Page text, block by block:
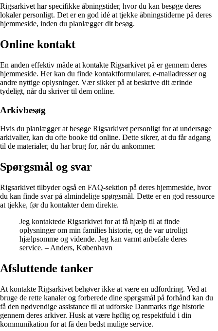
Rigsarkivet har specifikke åbningstider, hvor du kan besøge deres
lokaler personligt. Det er en god idé at tjekke åbningstiderne på deres
hjemmeside, inden du planlægger dit besøg.
Online kontakt
En anden effektiv måde at kontakte Rigsarkivet på er gennem deres
hjemmeside. Her kan du finde kontaktformularer, e-mailadresser og
andre nyttige oplysninger. Vær sikker på at beskrive dit ærinde
tydeligt, når du skriver til dem online.
Arkivbesøg
Hvis du planlægger at besøge Rigsarkivet personligt for at undersøge
arkivalier, kan du ofte booke tid online. Dette sikrer, at du får adgang
til de materialer, du har brug for, når du ankommer.
Spørgsmål og svar
Rigsarkivet tilbyder også en FAQ-sektion på deres hjemmeside, hvor
du kan finde svar på almindelige spørgsmål. Dette er en god ressource
at tjekke, før du kontakter dem direkte.
Jeg kontaktede Rigsarkivet for at få hjælp til at finde
oplysninger om min families historie, og de var utroligt
hjælpsomme og vidende. Jeg kan varmt anbefale deres
service. – Anders, København
Afsluttende tanker
At kontakte Rigsarkivet behøver ikke at være en udfordring. Ved at
bruge de rette kanaler og forberede dine spørgsmål på forhånd kan du
få den nødvendige assistance til at udforske Danmarks rige historie
gennem deres arkiver. Husk at være høflig og respektfuld i din
kommunikation for at få den bedst mulige service.